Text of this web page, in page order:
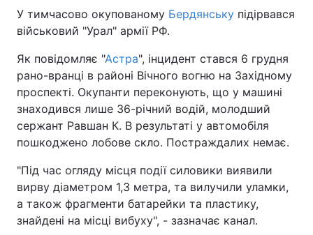
Головна
Економіка Світ
Спорт Наука
Зброя Інциденти
Здоров'я Туризм
У тимчасово окупованому Бердянську підірвався
військовий "Урал" армії РФ.
Як повідомляє "Астра", інцидент стався 6 грудня
рано-вранці в районі Вічного вогню на Західному
проспекті. Окупанти переконують, що у машині
знаходився лише 36-річний водій, молодший
сержант Равшан К. В результаті у автомобіля
пошкоджено лобове скло. Постраждалих немає.
"Під час огляду місця події силовики виявили
вирву діаметром 1,3 метра, та вилучили уламки,
а також фрагменти батарейки та пластику,
знайдені на місці вибуху", - зазначає канал.